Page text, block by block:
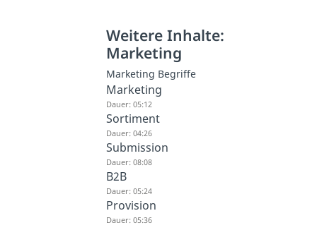
Weitere Inhalte:
Marketing
Marketing Begriffe
Marketing
Dauer: 05:12
Sortiment
Dauer: 04:26
Submission
Dauer: 08:08
B2B
Dauer: 05:24
Provision
Dauer: 05:36